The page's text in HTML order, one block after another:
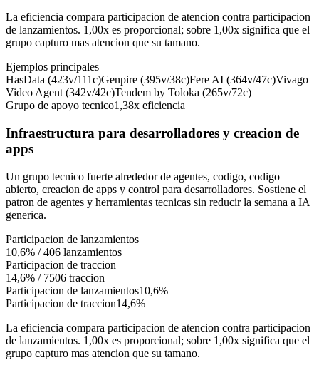
La eficiencia compara participacion de atencion contra participacion
de lanzamientos. 1,00x es proporcional; sobre 1,00x significa que el
grupo capturo mas atencion que su tamano.
Ejemplos principales
HasData (423v/111c)Genpire (395v/38c)Fere AI (364v/47c)Vivago
Video Agent (342v/42c)Tendem by Toloka (265v/72c)
Grupo de apoyo tecnico1,38x eficiencia
Infraestructura para desarrolladores y creacion de
apps
Un grupo tecnico fuerte alrededor de agentes, codigo, codigo
abierto, creacion de apps y control para desarrolladores. Sostiene el
patron de agentes y herramientas tecnicas sin reducir la semana a IA
generica.
Participacion de lanzamientos
10,6% / 406 lanzamientos
Participacion de traccion
14,6% / 7506 traccion
Participacion de lanzamientos10,6%
Participacion de traccion14,6%
La eficiencia compara participacion de atencion contra participacion
de lanzamientos. 1,00x es proporcional; sobre 1,00x significa que el
grupo capturo mas atencion que su tamano.